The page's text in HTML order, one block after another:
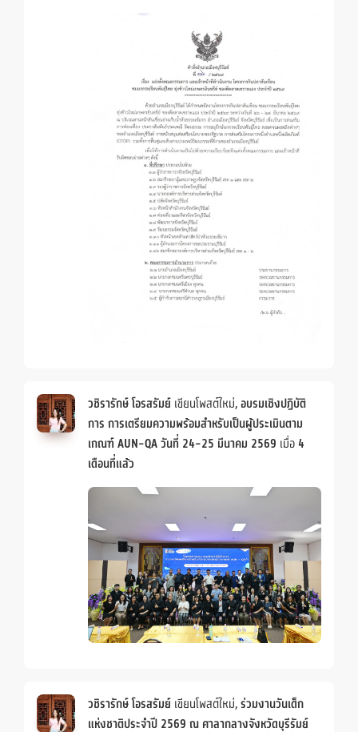
วชิรารักษ์ โอรสรัมย์ เขียนโพสต์ใหม่, อบรมเชิงปฏิบัติ
การ การเตรียมความพร้อมสำหรับเป็นผู้ประเมินตาม
เกณฑ์ AUN-QA วันที่ 24-25 มีนาคม 2569 เมื่อ 4
เดือนที่แล้ว
วชิรารักษ์ โอรสรัมย์ เขียนโพสต์ใหม่,ร่วมงานวันเด็ก
แห่งชาติประจำปี 2569 ณ ศาลากลางจังหวัดบุรีรัมย์